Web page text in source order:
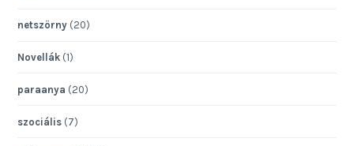
netszörny (20)
Novellák (1)
paraanya (20)
szociális (7)